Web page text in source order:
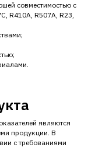
совместимостью с
R410A, R507A, R23,
являются
продукции. В
с требованиями